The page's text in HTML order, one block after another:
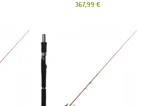
Prix
367,99 €